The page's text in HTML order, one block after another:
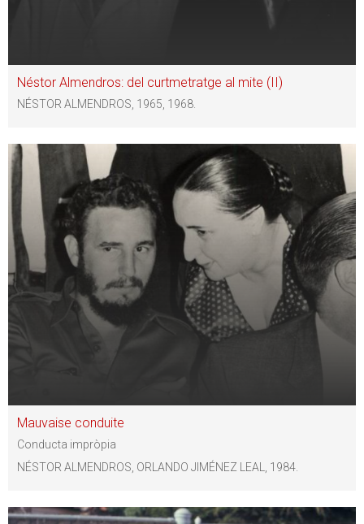
Néstor Almendros: del curtmetratge al mite (II)
NÉSTOR ALMENDROS, 1965, 1968.
Mauvaise conduite
Conducta impròpia
NÉSTOR ALMENDROS, ORLANDO JIMÉNEZ LEAL, 1984.